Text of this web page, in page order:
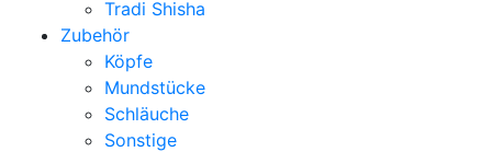
Tradi Shisha
Zubehör
Köpfe
Mundstücke
Schläuche
Sonstige